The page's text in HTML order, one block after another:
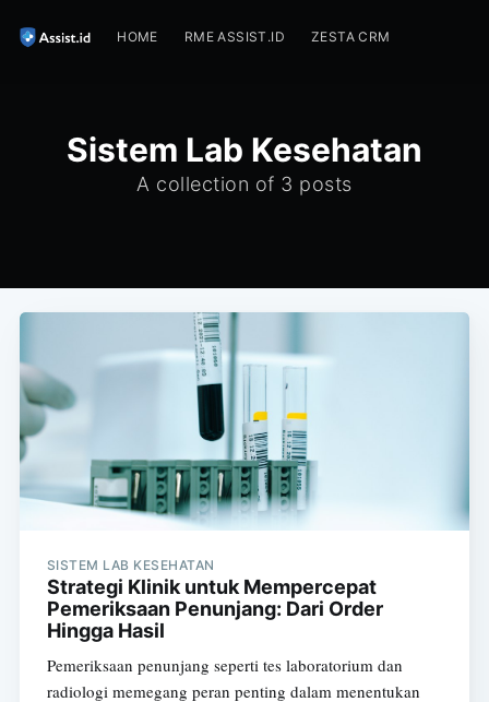
HOME RME ASSIST.ID ZESTA CRM
Sistem Lab Kesehatan
A collection of 3 posts
SISTEM LAB KESEHATAN
Strategi Klinik untuk Mempercepat
Pemeriksaan Penunjang: Dari Order
Hingga Hasil
Pemeriksaan penunjang seperti tes laboratorium dan
radiologi memegang peran penting dalam menentukan